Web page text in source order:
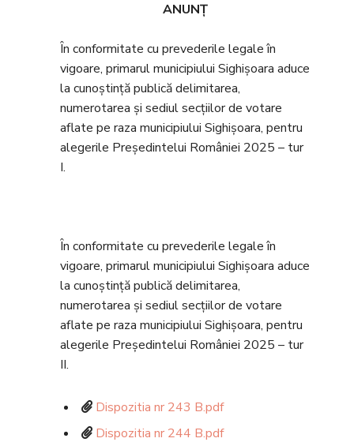
ANUNȚ
În conformitate cu prevederile legale în
vigoare, primarul municipiului Sighișoara aduce
la cunoștință publică delimitarea,
numerotarea și sediul secțiilor de votare
aflate pe raza municipiului Sighișoara, pentru
alegerile Președintelui României 2025 – tur
I.
În conformitate cu prevederile legale în
vigoare, primarul municipiului Sighișoara aduce
la cunoștință publică delimitarea,
numerotarea și sediul secțiilor de votare
aflate pe raza municipiului Sighișoara, pentru
alegerile Președintelui României 2025 – tur
II.
Dispozitia nr 243 B.pdf
Dispozitia nr 244 B.pdf